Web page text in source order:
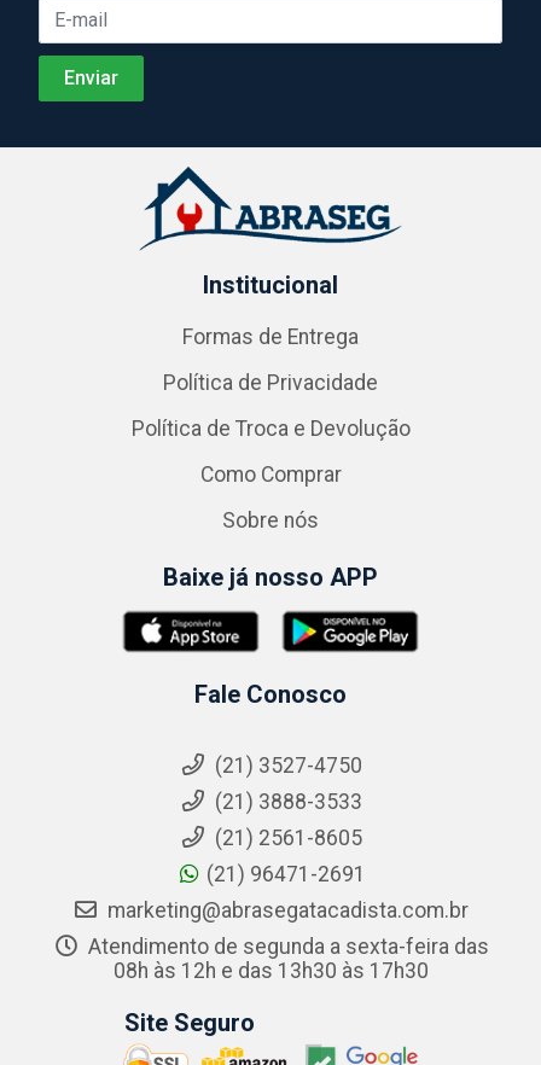
Institucional
Formas de Entrega
Política de Privacidade
Política de Troca e Devolução
Como Comprar
Sobre nós
Baixe já nosso APP
Fale Conosco
(21) 3527-4750
(21) 3888-3533
(21) 2561-8605
(21) 96471-2691
marketing@abrasegatacadista.com.br
Atendimento de segunda a sexta-feira das
08h às 12h e das 13h30 às 17h30
Site Seguro